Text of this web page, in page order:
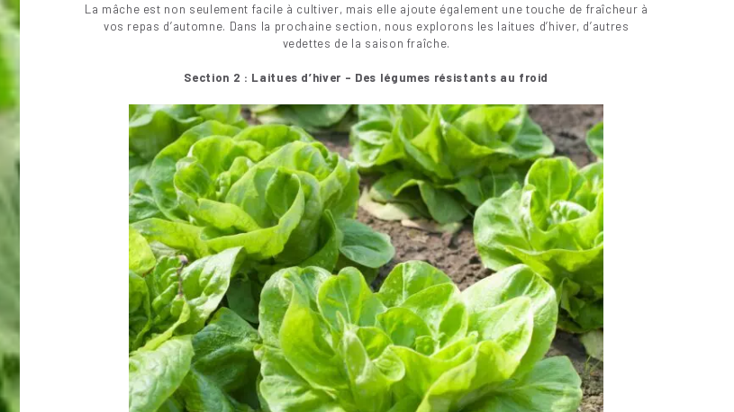
La mâche est non seulement facile à cultiver, mais elle ajoute également une touche de fraîcheur à
vos repas d’automne. Dans la prochaine section, nous explorons les laitues d’hiver, d’autres
vedettes de la saison fraîche.
Section 2 : Laitues d’hiver – Des légumes résistants au froid